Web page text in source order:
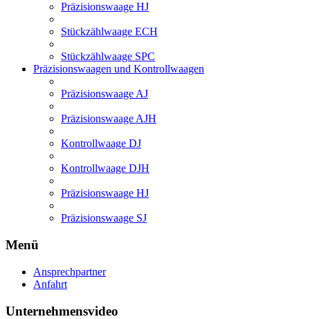
Präzisionswaage HJ
Stückzählwaage ECH
Stückzählwaage SPC
Präzisionswaagen und Kontrollwaagen
Präzisionswaage AJ
Präzisionswaage AJH
Kontrollwaage DJ
Kontrollwaage DJH
Präzisionswaage HJ
Präzisionswaage SJ
Menü
Ansprechpartner
Anfahrt
Unternehmensvideo